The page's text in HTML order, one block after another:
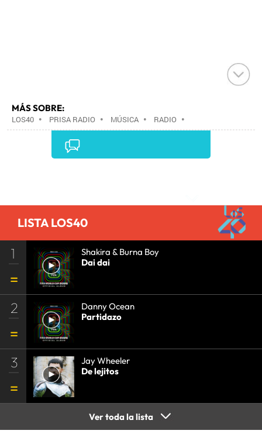
MÁS SOBRE:
LOS40 • PRISA RADIO • MÚSICA • RADIO •
GRUPO PRISA•GRUPO COMUNICACIÓN•MEDIOS
COMUNICACIÓN•
LISTA LOS40
1
Shakira & Burna Boy
Dai dai
2
Danny Ocean
Partidazo
3
Jay Wheeler
De lejitos
Ver toda la lista